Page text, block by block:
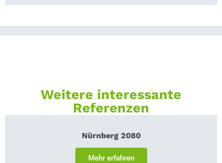
Weitere interessante
Referenzen
Nürnberg 2080
Mehr erfahren